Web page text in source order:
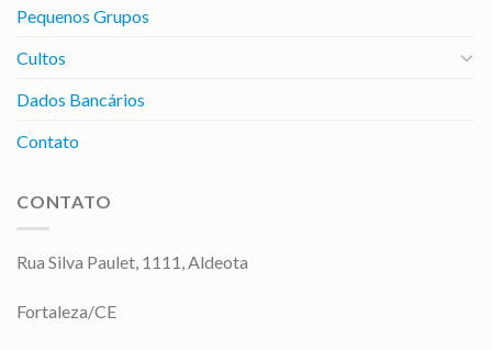
Pequenos Grupos
Cultos
Dados Bancários
Contato
CONTATO
Rua Silva Paulet, 1111, Aldeota
Fortaleza/CE